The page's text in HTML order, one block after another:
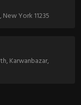
York 11235
Karwanbazar,